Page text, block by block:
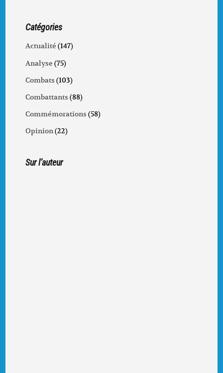
Catégories
Actualité (147)
Analyse (75)
Combats (103)
Combattants (88)
Commémorations (58)
Opinion(22)
Sur l’auteur